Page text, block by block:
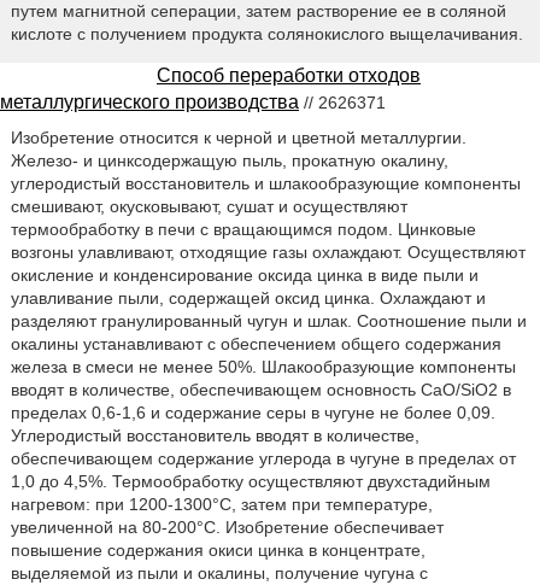
путем магнитной сеперации, затем растворение ее в соляной
кислоте с получением продукта солянокислого выщелачивания.
Способ переработки отходов
металлургического производства // 2626371
Изобретение относится к черной и цветной металлургии.
Железо- и цинксодержащую пыль, прокатную окалину,
углеродистый восстановитель и шлакообразующие компоненты
смешивают, окусковывают, сушат и осуществляют
термообработку в печи с вращающимся подом. Цинковые
возгоны улавливают, отходящие газы охлаждают. Осуществляют
окисление и конденсирование оксида цинка в виде пыли и
улавливание пыли, содержащей оксид цинка. Охлаждают и
разделяют гранулированный чугун и шлак. Соотношение пыли и
окалины устанавливают с обеспечением общего содержания
железа в смеси не менее 50%. Шлакообразующие компоненты
вводят в количестве, обеспечивающем основность CaO/SiO2 в
пределах 0,6-1,6 и содержание серы в чугуне не более 0,09.
Углеродистый восстановитель вводят в количестве,
обеспечивающем содержание углерода в чугуне в пределах от
1,0 до 4,5%. Термообработку осуществляют двухстадийным
нагревом: при 1200-1300°C, затем при температуре,
увеличенной на 80-200°C. Изобретение обеспечивает
повышение содержания окиси цинка в концентрате,
выделяемой из пыли и окалины, получение чугуна с